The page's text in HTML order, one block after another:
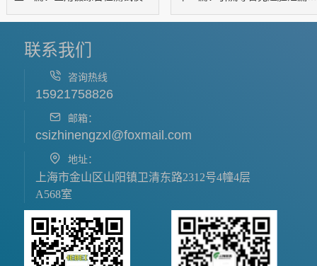
联系我们
咨询热线
15921758826
邮箱：
csizhinengzxl@foxmail.com
地址：
上海市金山区山阳镇卫清东路2312号4幢4层
A568室